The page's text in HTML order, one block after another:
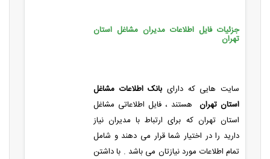
جزئیات فایل اطلاعات مدیران مشاغل استان
تهران
سایت هایی که دارای بانک اطلاعات مشاغل
استان تهران هستند ، فایل اطلاعاتی مشاغل
استان تهران که برای ارتباط با مدیران نیاز
دارید را در اختیار شما قرار می دهند و شامل
تمام اطلاعات مورد نیازتان می باشد . با داشتن